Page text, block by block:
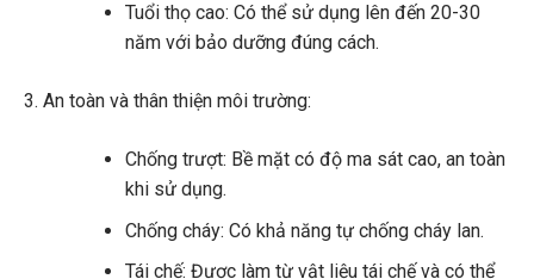
Tuổi thọ cao: Có thể sử dụng lên đến 20-30
năm với bảo dưỡng đúng cách.
An toàn và thân thiện môi trường:
Chống trượt: Bề mặt có độ ma sát cao, an toàn
khi sử dụng.
Chống cháy: Có khả năng tự chống cháy lan.
Tái chế: Được làm từ vật liệu tái chế và có thể